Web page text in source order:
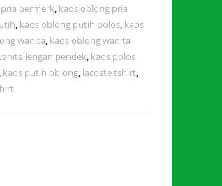
bermerk, kaos oblong pria
, kaos oblong putih polos, kaos
wanita, kaos oblong wanita
lengan pendek, kaos polos
, kaos putih oblong, lacoste tshirt,